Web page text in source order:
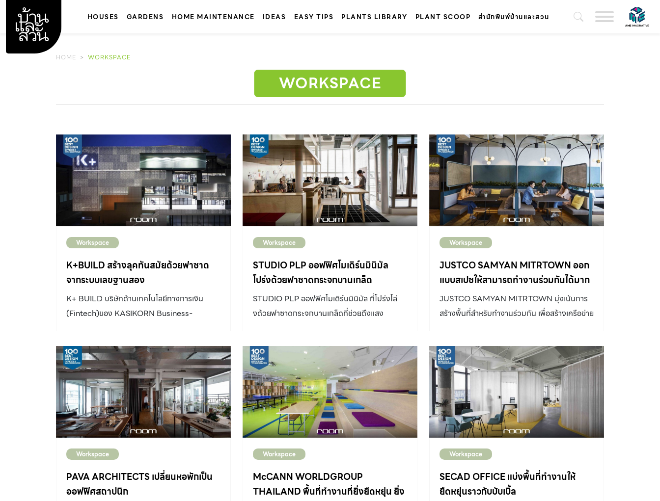
content
HOUSES GARDENS HOME MAINTENANCE IDEAS EASY TIPS PLANTS LIBRARY PLANT SCOOP สำนักพิมพ์บ้านและสวน
HOME WORKSPACE
WORKSPACE
Workspace
K+BUILD สร้างลุคทันสมัยด้วยฟาซาด
จากระบบเลขฐานสอง
K+ BUILD บริษัทด้านเทคโนโลยีทางการเงิน
(Fintech)ของ KASIKORN Business-
Workspace
STUDIO PLP ออฟฟิศโมเดิร์นมินิมัล
โปร่งด้วยฟาซาดกระจกบานเกล็ด
STUDIO PLP ออฟฟิศโมเดิร์นมินิมัล ที่โปร่งโล่
งด้วยฟาซาดกระจกบานเกล็ดที่ช่วยดึงแสง
Workspace
JUSTCO SAMYAN MITRTOWN ออก
แบบสเปซให้สามารถทำงานร่วมกันได้มาก
ที่สุด
JUSTCO SAMYAN MITRTOWN มุ่งเน้นการ
สร้างพื้นที่สำหรับทำงานร่วมกัน เพื่อสร้างเครือข่าย
Workspace
PAVA ARCHITECTS เปลี่ยนหอพักเป็น
ออฟฟิศสถาปนิก
Workspace
McCANN WORLDGROUP
THAILAND พื้นที่ทำงานที่ยิ่งยืดหยุ่น ยิ่ง
Workspace
SECAD OFFICE แบ่งพื้นที่ทำงานให้
ยืดหยุ่นราวกับบับเบิ้ล